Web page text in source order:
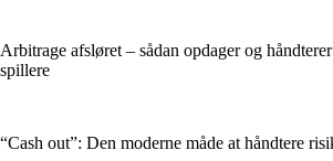
Arbitrage afsløret – sådan opdager og
spillere
“Cash out”: Den moderne måde at håndtere